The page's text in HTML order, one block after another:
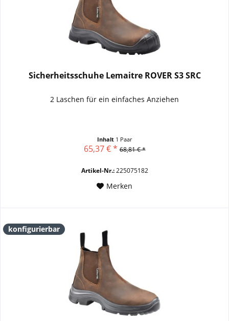
Sicherheitsschuhe Lemaitre ROVER S3 SRC
2 Laschen für ein einfaches Anziehen
Inhalt 1 Paar
65,37 € * 68,81 € *
Artikel-Nr.:225075182
Merken
konfigurierbar